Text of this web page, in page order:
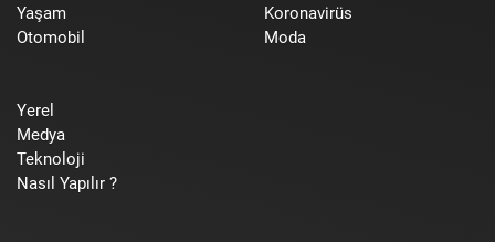
Yaşam
Otomobil
Koronavirüs
Moda
Yerel
Medya
Teknoloji
Nasıl Yapılır ?